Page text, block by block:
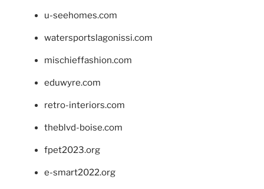
u-seehomes.com
watersportslagonissi.com
mischieffashion.com
eduwyre.com
retro-interiors.com
theblvd-boise.com
fpet2023.org
e-smart2022.org